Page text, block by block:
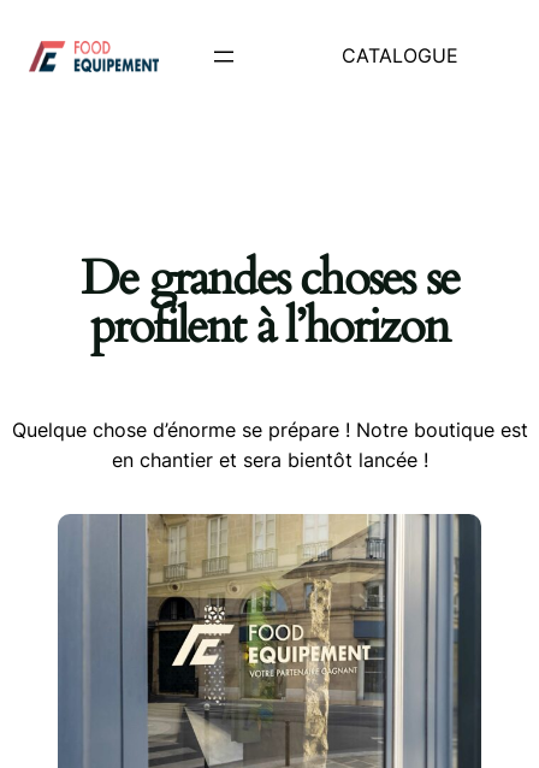
CATALOGUE
De grandes choses se
profilent à l’horizon
Quelque chose d’énorme se prépare ! Notre boutique est
en chantier et sera bientôt lancée !